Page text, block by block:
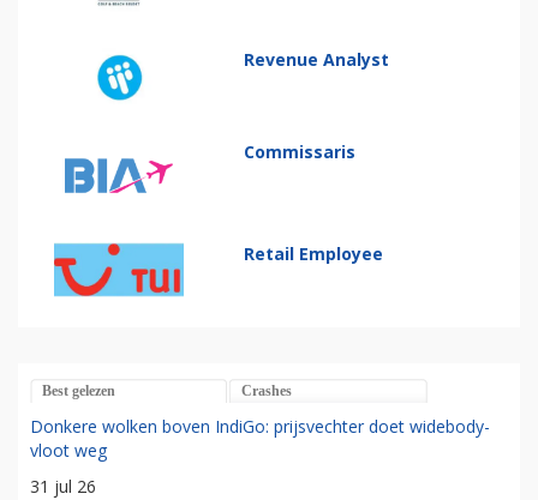
Revenue Analyst
Commissaris
Retail Employee
Best gelezen Crashes
Donkere wolken boven IndiGo: prijsvechter doet widebody-
vloot weg
31 jul 26